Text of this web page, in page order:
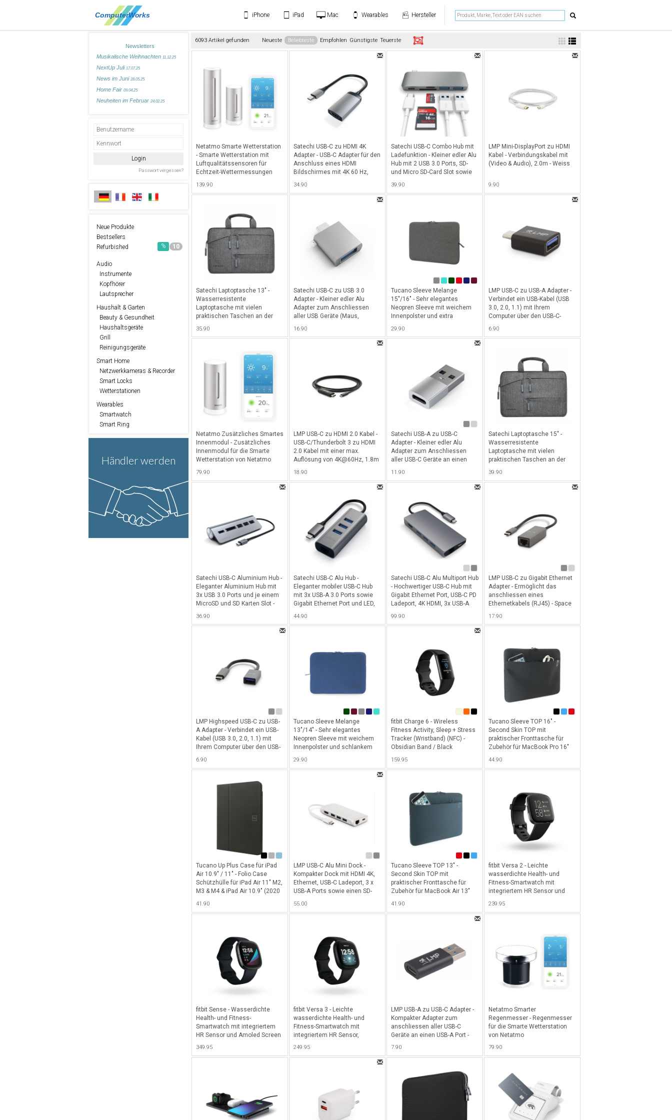
iPhone iPad Mac Wearables Hersteller
Newsletters
Musikalische Weihnachten 11.12.25
NextUp Juli 17.07.25
News im Juni 28.05.25
Home Fair 09.04.25
Neuheiten im Februar 24.02.25
Neue Produkte
Bestsellers
Refurbished
10
%
Audio
Instrumente
Kopfhörer
Lautsprecher
Haushalt & Garten
Beauty & Gesundheit
Haushaltsgeräte
Grill
Reinigungsgeräte
Smart Home
Netzwerkkameras & Recorder
Smart Locks
Wetterstationen
Wearables
Smartwatch
Smart Ring
Händler werden
6093 Artikel gefunden Neueste Beliebteste Empfohlen Günstigste Teuerste
Netatmo Smarte Wetterstation
- Smarte Wetterstation mit
Luftqualitätssensoren für
Echtzeit-Wettermessungen
139.90
Satechi USB-C zu HDMI 4K
Adapter - USB-C Adapter für den
Anschluss eines HDMI
Bildschirmes mit 4K 60 Hz,
34.90
Satechi USB-C Combo Hub mit
Ladefunktion - Kleiner edler Alu
Hub mit 2 USB 3.0 Ports, SD-
und Micro SD-Card Slot sowie
39.90
LMP Mini-DisplayPort zu HDMI
Kabel - Verbindungskabel mit
(Video & Audio), 2.0m - Weiss
9.90
Satechi Laptoptasche 13" -
Wasserresistente
Laptoptasche mit vielen
praktischen Taschen an der
bis 14" und Notebook bis 13" -
35.90
Satechi USB-C zu USB 3.0
Adapter - Kleiner edler Alu
Adapter zum Anschliessen
aller USB Geräte (Maus,
Space Gray
16.90
Tucano Sleeve Melange
15"/16" - Sehr elegantes
Neopren Sleeve mit weichem
Innenpolster und extra
Pro 15" & 16" / Notebook bis
29.90
LMP USB-C zu USB-A Adapter -
Verbindet ein USB-Kabel (USB
3.0, 2.0, 1.1) mit Ihrem
Computer über den USB-C-
6.90
Netatmo Zusätzliches Smartes
Innenmodul - Zusätzliches
Innenmodul für die Smarte
Wetterstation von Netatmo
79.90
LMP USB-C zu HDMI 2.0 Kabel -
USB-C/Thunderbolt 3 zu HDMI
2.0 Kabel mit einer max.
Auflösung von 4K@60Hz, 1.8m
18.90
Satechi USB-A zu USB-C
Adapter - Kleiner edler Alu
Adapter zum Anschliessen
aller USB-C Geräte an einen
11.90
Satechi Laptoptasche 15" -
Wasserresistente
Laptoptasche mit vielen
praktischen Taschen an der
39.90
Satechi USB-C Aluminium Hub -
Eleganter Aluminium Hub mit
3x USB 3.0 Ports und je einem
MicroSD und SD Karten Slot -
36.90
Satechi USB-C Alu Hub -
Eleganter mobiler USB-C Hub
mit 3x USB-A 3.0 Ports sowie
Gigabit Ethernet Port und LED,
MacBooks & iMacs mit USB-C
44.90
Satechi USB-C Alu Multiport Hub
- Hochwertiger USB-C Hub mit
Gigabit Ethernet Port, USB-C PD
Ladeport, 4K HDMI, 3x USB-A
MicroSD-Card Slot - Space Gray
99.90
LMP USB-C zu Gigabit Ethernet
Adapter - Ermöglicht das
anschliessen eines
Ethernetkabels (RJ45) - Space
17.90
LMP Highspeed USB-C zu USB-
A Adapter - Verbindet ein USB-
Kabel (USB 3.0, 2.0, 1.1) mit
Ihrem Computer über den USB-
6.90
Tucano Sleeve Melange
13"/14" - Sehr elegantes
Neopren Sleeve mit weichem
Innenpolster und schlankem
29.90
fitbit Charge 6 - Wireless
Fitness Activity, Sleep + Stress
Tracker (Wristband) (NFC) -
Obsidian Band / Black
159.95
Tucano Sleeve TOP 16" -
Second Skin TOP mit
praktischer Fronttasche für
Zubehör für MacBook Pro 16"
44.90
Tucano Up Plus Case für iPad
Air 10.9" / 11" - Folio Case
Schützhülle für iPad Air 11" M2,
M3 & M4 & iPad Air 10.9" (2020
41.90
LMP USB-C Alu Mini Dock -
Kompakter Dock mit HDMI 4K,
Ethernet, USB-C Ladeport, 3 x
USB-A Ports sowie einen SD-
55.00
Tucano Sleeve TOP 13" -
Second Skin TOP mit
praktischer Fronttasche für
Zubehör für MacBook Air 13"
41.90
fitbit Versa 2 - Leichte
wasserdichte Health- und
Fitness-Smartwatch mit
integriertem HR Sensor und
239.95
fitbit Sense - Wasserdichte
Health- und Fitness-
Smartwatch mit integriertem
HR Sensor und Amoled Screen
349.95
fitbit Versa 3 - Leichte
wasserdichte Health- und
Fitness-Smartwatch mit
integriertem HR Sensor,
249.95
LMP USB-A zu USB-C Adapter -
Kompakter Adapter zum
anschliessen aller USB-C
Geräte an einen USB-A Port -
7.90
Netatmo Smarter
Regenmesser - Regenmesser
für die Smarte Wetterstation
von Netatmo
79.90